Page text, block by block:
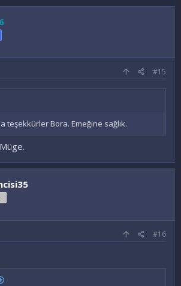
#15
teşekkürler Bora. Emeğine sağlık.
#16